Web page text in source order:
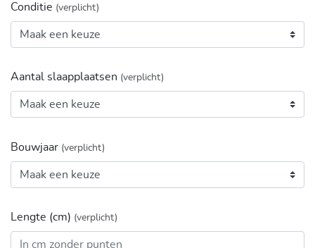
Conditie (verplicht)
Aantal slaapplaatsen (verplicht)
Bouwjaar (verplicht)
Lengte (cm) (verplicht)